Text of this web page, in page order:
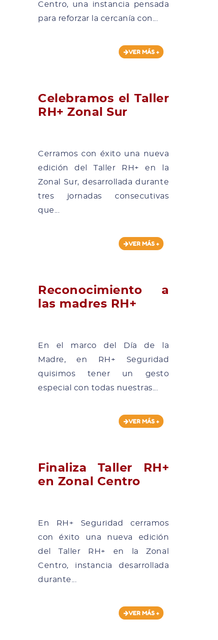
Centro, una instancia pensada
para reforzar la cercanía con...
VER MÁS +
Celebramos el Taller
RH+ Zonal Sur
Cerramos con éxito una nueva
edición del Taller RH+ en la
Zonal Sur, desarrollada durante
tres jornadas consecutivas
que...
VER MÁS +
Reconocimiento a
las madres RH+
En el marco del Día de la
Madre, en RH+ Seguridad
quisimos tener un gesto
especial con todas nuestras...
VER MÁS +
Finaliza Taller RH+
en Zonal Centro
En RH+ Seguridad cerramos
con éxito una nueva edición
del Taller RH+ en la Zonal
Centro, instancia desarrollada
durante...
VER MÁS +